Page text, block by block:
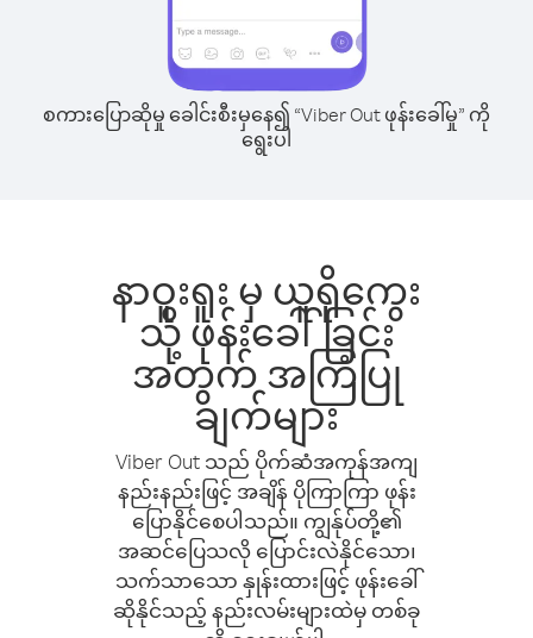
စကားပြောဆိုမှု ခေါင်းစီးမှနေ၍ “Viber Out ဖုန်းခေါ်မှု” ကို
ရွေးပါ
နာဝူးရူး မှ ယူရိုကွေး
သို့ ဖုန်းခေါ်ခြင်း
အတွက် အကြံပြု
ချက်များ
Viber Out သည် ပိုက်ဆံအကုန်အကျ
နည်းနည်းဖြင့် အချိန် ပိုကြာကြာ ဖုန်း
ပြောနိုင်စေပါသည်။ ကျွန်ုပ်တို့၏
အဆင်ပြေသလို ပြောင်းလဲနိုင်သော၊
သက်သာသော နှုန်းထားဖြင့် ဖုန်းခေါ်
ဆိုနိုင်သည့် နည်းလမ်းများထဲမှ တစ်ခု